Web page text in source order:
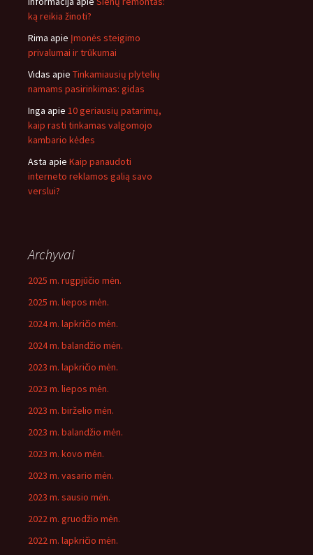
ką reikia žinoti?
Rima apie Įmonės steigimo
privalumai ir trūkumai
Vidas apie Tinkamiausių plytelių
namams pasirinkimas: gidas
Inga apie 10 geriausių patarimų,
kaip rasti tinkamas valgomojo
kambario kėdes
Asta apie Kaip panaudoti
interneto reklamos galią savo
verslui?
Archyvai
2025 m. rugpjūčio mėn.
2025 m. liepos mėn.
2024 m. lapkričio mėn.
2024 m. balandžio mėn.
2023 m. lapkričio mėn.
2023 m. liepos mėn.
2023 m. birželio mėn.
2023 m. balandžio mėn.
2023 m. kovo mėn.
2023 m. vasario mėn.
2023 m. sausio mėn.
2022 m. gruodžio mėn.
2022 m. lapkričio mėn.